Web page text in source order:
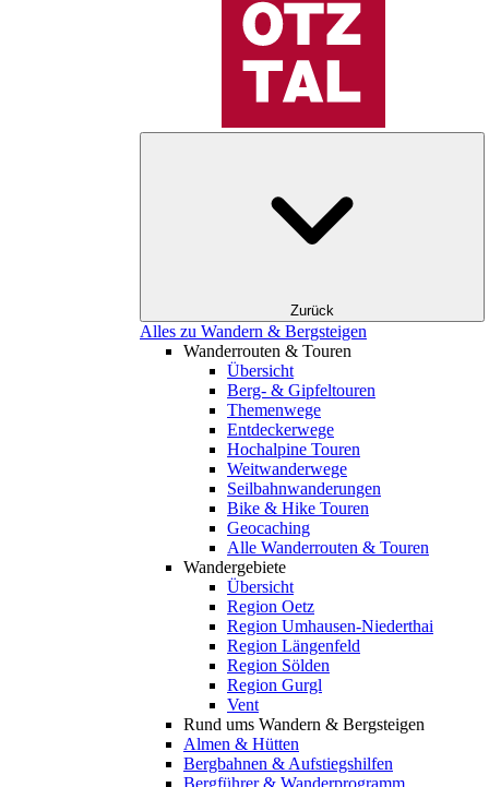
Zurück
Alles zu Wandern & Bergsteigen
Wanderrouten & Touren
Übersicht
Berg- & Gipfeltouren
Themenwege
Entdeckerwege
Hochalpine Touren
Weitwanderwege
Seilbahnwanderungen
Bike & Hike Touren
Geocaching
Alle Wanderrouten & Touren
Wandergebiete
Übersicht
Region Oetz
Region Umhausen-Niederthai
Region Längenfeld
Region Sölden
Region Gurgl
Vent
Rund ums Wandern & Bergsteigen
Almen & Hütten
Bergbahnen & Aufstiegshilfen
Bergführer & Wanderprogramm